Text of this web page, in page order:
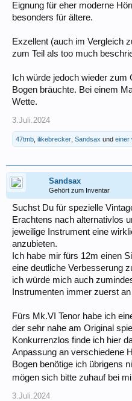
Eignung für eher moderne
besonders für ältere.
Exzellent (auch im Vergleich
zum Teil als too much
Ich würde jedoch wieder zum
Bogen bräuchte. Bei einem
Wette.
3.Juli.2024
47tmb ilikebrecker Sandsax und einer
Sandsax
Gehört zum Inventar
Suchst Du für spezielle
Erachtens nach alternativlos
jeweilige Instrument eine
anzubieten.
Ich habe mir fürs 12m einen
eine deutliche Verbesserung
ich würde mich auch
Instrumenten immer zuerst
Fürs Mk.VI Tenor habe ich
der sehr nahe am Original
Konkurrenzlos finde ich hier
Anpassung an verschiedene
Bogen benötige ich übrigens
mögen sich bitte zuhauf bei
3.Juli.2024